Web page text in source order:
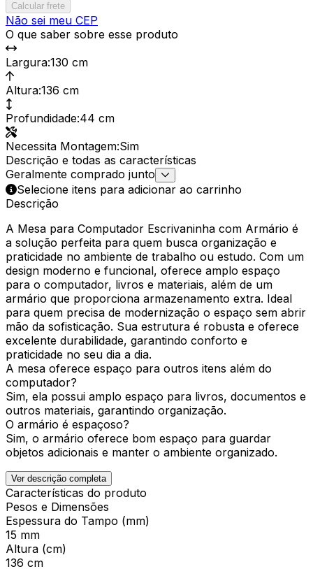
Calcular frete
Não sei meu CEP
O que saber sobre esse produto
Largura:130 cm
Altura:136 cm
Profundidade:44 cm
Necessita Montagem:Sim
Descrição e todas as características
Geralmente comprado junto
Selecione itens para adicionar ao carrinho
Descrição
A Mesa para Computador Escrivaninha com Armário é
a solução perfeita para quem busca organização e
praticidade no ambiente de trabalho ou estudo. Com um
design moderno e funcional, oferece amplo espaço
para o computador, livros e materiais, além de um
armário que proporciona armazenamento extra. Ideal
para quem precisa de modernização o espaço sem abrir
mão da sofisticação. Sua estrutura é robusta e oferece
excelente durabilidade, garantindo conforto e
praticidade no seu dia a dia.
A mesa oferece espaço para outros itens além do
computador?
Sim, ela possui amplo espaço para livros, documentos e
outros materiais, garantindo organização.
O armário é espaçoso?
Sim, o armário oferece bom espaço para guardar
objetos adicionais e manter o ambiente organizado.
Ver descrição completa
Características do produto
Pesos e Dimensões
Espessura do Tampo (mm)
15 mm
Altura (cm)
136 cm